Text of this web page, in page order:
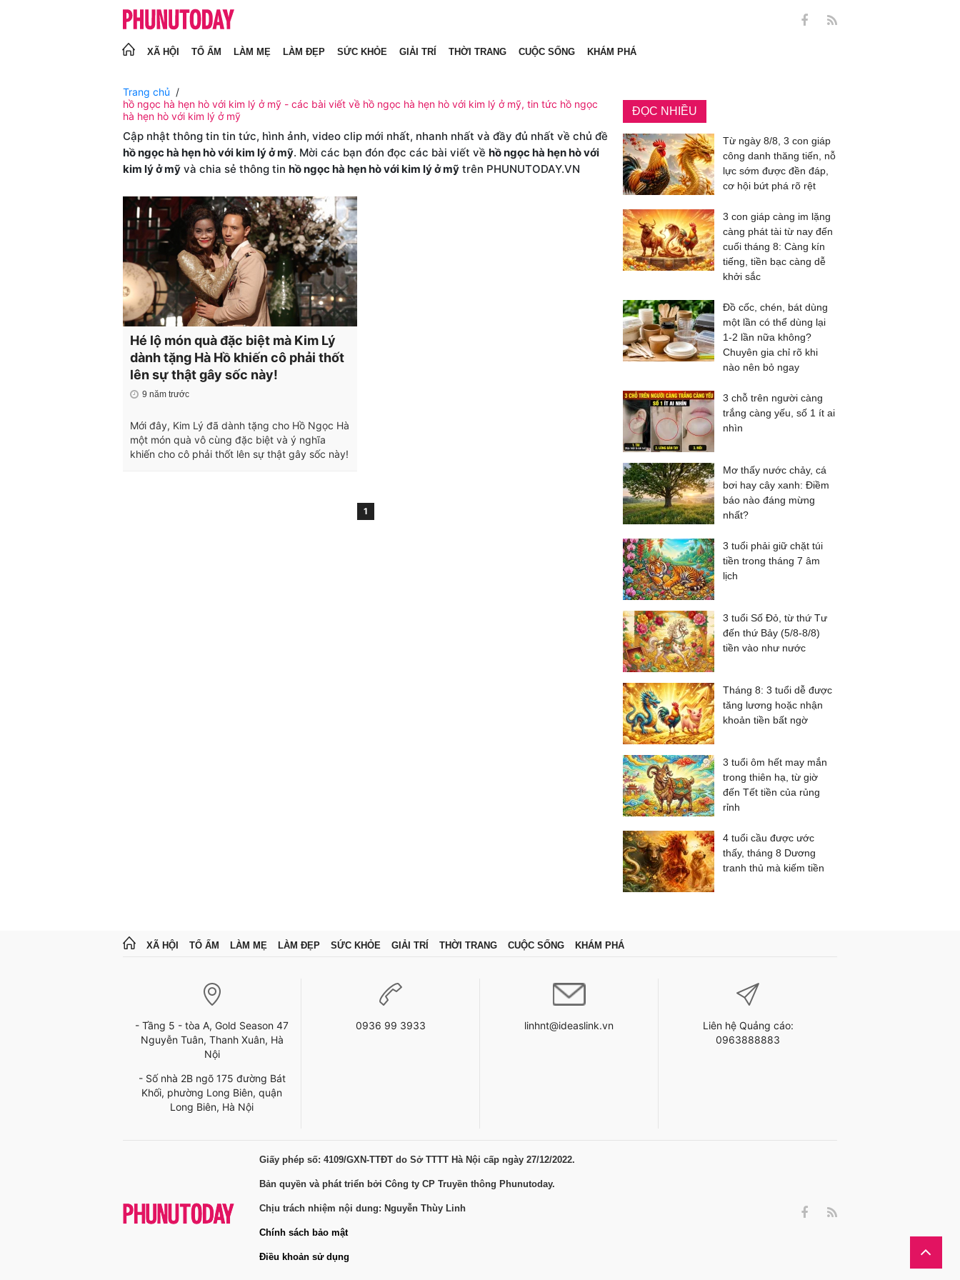
XÃ HỘI TỔ ẤM LÀM MẸ LÀM ĐẸP SỨC KHỎE GIẢI TRÍ THỜI TRANG CUỘC SỐNG KHÁM PHÁ
Trang chủ
hồ ngọc hà hẹn hò với kim lý ở mỹ - các bài viết về hồ ngọc hà hẹn hò với kim lý ở mỹ, tin tức hồ ngọc
hà hẹn hò với kim lý ở mỹ
Cập nhật thông tin tin tức, hình ảnh, video clip mới nhất, nhanh nhất và đầy đủ nhất về chủ đề
hồ ngọc hà hẹn hò với kim lý ở mỹ. Mời các bạn đón đọc các bài viết về hồ ngọc hà hẹn hò với
kim lý ở mỹ và chia sẻ thông tin hồ ngọc hà hẹn hò với kim lý ở mỹ trên PHUNUTODAY.VN
Hé lộ món quà đặc biệt mà Kim Lý
dành tặng Hà Hồ khiến cô phải thốt
lên sự thật gây sốc này!
9 năm trước
Mới đây, Kim Lý đã dành tặng cho Hồ Ngọc Hà
một món quà vô cùng đặc biệt và ý nghĩa
khiến cho cô phải thốt lên sự thật gây sốc này!
1
ĐỌC NHIỀU
Từ ngày 8/8, 3 con giáp
công danh thăng tiến, nỗ
lực sớm được đền đáp,
cơ hội bứt phá rõ rệt
3 con giáp càng im lặng
càng phát tài từ nay đến
cuối tháng 8: Càng kín
tiếng, tiền bạc càng dễ
khởi sắc
Đồ cốc, chén, bát dùng
một lần có thể dùng lại
1-2 lần nữa không?
Chuyên gia chỉ rõ khi
nào nên bỏ ngay
3 chỗ trên người càng
trắng càng yếu, số 1 ít ai
nhìn
Mơ thấy nước chảy, cá
bơi hay cây xanh: Điềm
báo nào đáng mừng
nhất?
3 tuổi phải giữ chặt túi
tiền trong tháng 7 âm
lịch
3 tuổi Số Đỏ, từ thứ Tư
đến thứ Bảy (5/8-8/8)
tiền vào như nước
Tháng 8: 3 tuổi dễ được
tăng lương hoặc nhận
khoản tiền bất ngờ
3 tuổi ôm hết may mắn
trong thiên hạ, từ giờ
đến Tết tiền của rủng
rỉnh
4 tuổi cầu được ước
thấy, tháng 8 Dương
tranh thủ mà kiếm tiền
XÃ HỘI TỔ ẤM LÀM MẸ LÀM ĐẸP SỨC KHỎE GIẢI TRÍ THỜI TRANG CUỘC SỐNG KHÁM PHÁ
- Tầng 5 - tòa A, Gold Season 47
Nguyễn Tuân, Thanh Xuân, Hà
Nội
- Số nhà 2B ngõ 175 đường Bát
Khối, phường Long Biên, quận
Long Biên, Hà Nội
0936 99 3933 linhnt@ideaslink.vn
Liên hệ Quảng cáo:
0963888883
Giấy phép số: 4109/GXN-TTĐT do Sở TTTT Hà Nội cấp ngày 27/12/2022.
Bản quyền và phát triển bởi Công ty CP Truyền thông Phunutoday.
Chịu trách nhiệm nội dung: Nguyễn Thùy Linh
Chính sách bảo mật
Điều khoản sử dụng